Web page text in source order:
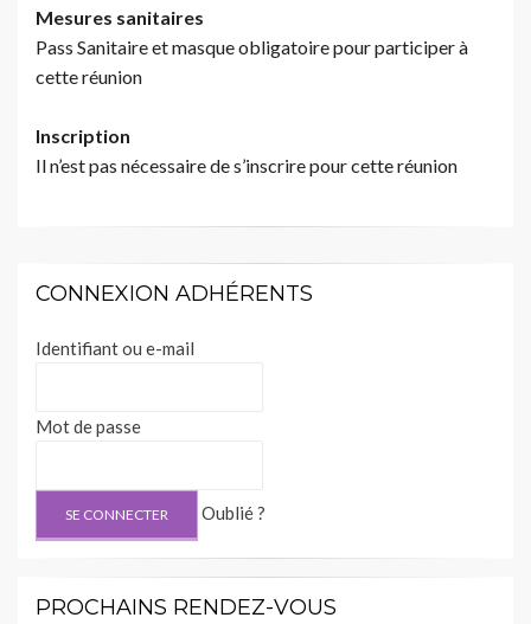
Mesures sanitaires
Pass Sanitaire et masque obligatoire pour participer à
cette réunion
Inscription
Il n’est pas nécessaire de s’inscrire pour cette réunion
CONNEXION ADHÉRENTS
Identifiant ou e-mail
Mot de passe
Oublié ?
PROCHAINS RENDEZ-VOUS